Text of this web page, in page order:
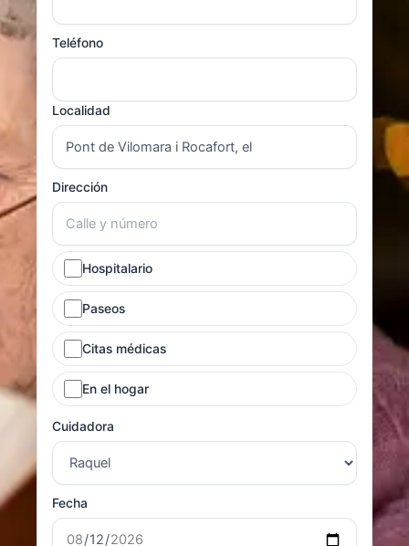
Teléfono
Localidad
Dirección
Hospitalario
Paseos
Citas médicas
En el hogar
Cuidadora
Fecha